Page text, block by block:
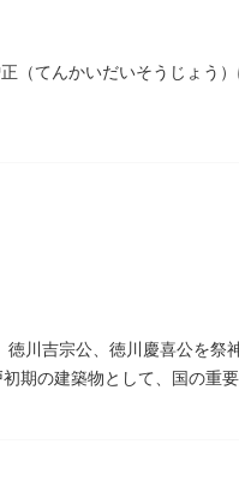
（てんかいだいそうじょう）
にも描かれていることで有
や京都の有名寺院になぞらえ
川吉宗公、徳川慶喜公を祭
期の建築物として、国の重要